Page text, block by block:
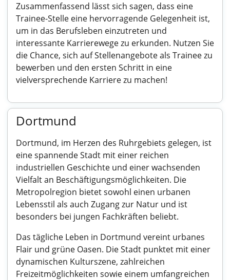
Zusammenfassend lässt sich sagen, dass eine
Trainee-Stelle eine hervorragende Gelegenheit ist,
um in das Berufsleben einzutreten und
interessante Karrierewege zu erkunden. Nutzen Sie
die Chance, sich auf Stellenangebote als Trainee zu
bewerben und den ersten Schritt in eine
vielversprechende Karriere zu machen!
Dortmund
Dortmund, im Herzen des Ruhrgebiets gelegen, ist
eine spannende Stadt mit einer reichen
industriellen Geschichte und einer wachsenden
Vielfalt an Beschäftigungsmöglichkeiten. Die
Metropolregion bietet sowohl einen urbanen
Lebensstil als auch Zugang zur Natur und ist
besonders bei jungen Fachkräften beliebt.
Das tägliche Leben in Dortmund vereint urbanes
Flair und grüne Oasen. Die Stadt punktet mit einer
dynamischen Kulturszene, zahlreichen
Freizeitmöglichkeiten sowie einem umfangreichen